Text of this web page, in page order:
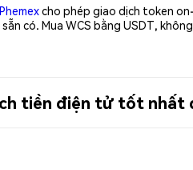
cho phép giao dịch token
có. Mua WCS bằng USDT,
tiền điện tử tốt nhất